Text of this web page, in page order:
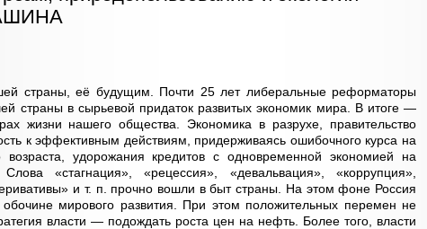
страны, её будущим. Почти 25 лет либеральные реформаторы
страны в сырьевой придаток развитых экономик мира. В итоге —
жизни нашего общества. Экономика в разрухе, правительство
к эффективным действиям, придерживаясь ошибочного курса на
возраста, удорожания кредитов с одновременной экономией на
«стагнация», «рецессия», «девальвация», «коррупция»,
и т. п. прочно вошли в быт страны. На этом фоне Россия
мирового развития. При этом положительных перемен не
власти — подождать роста цен на нефть. Более того, власти